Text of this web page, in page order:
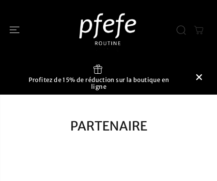
Profitez de 15% de réduction sur la boutique en
ligne
PARTENAIRE